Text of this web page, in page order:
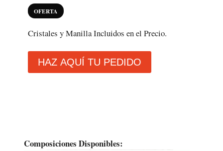
OFERTA
Cristales y Manilla Incluidos en el Precio.
Composiciones Disponibles: